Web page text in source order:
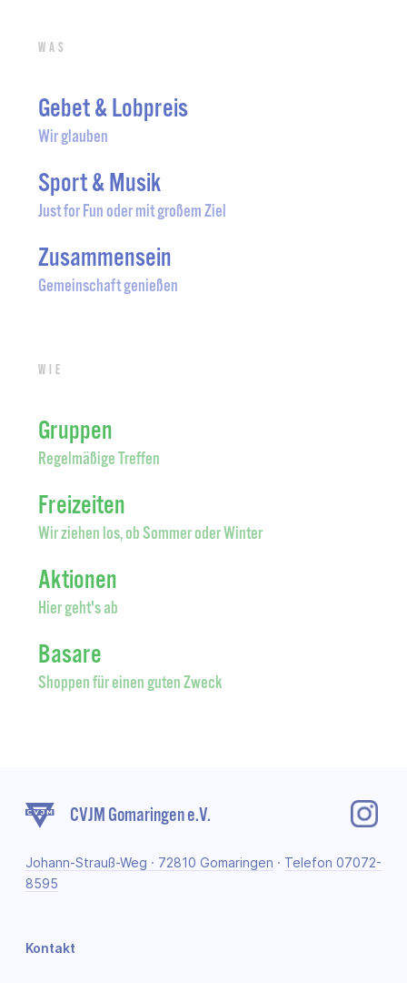
Was
Gebet & Lobpreis
Wir glauben
Sport & Musik
Just for Fun oder mit großem Ziel
Zusammensein
Gemeinschaft genießen
Wie
Gruppen
Regelmäßige Treffen
Freizeiten
Wir ziehen los, ob Sommer oder Winter
Aktionen
Hier geht's ab
Basare
Shoppen für einen guten Zweck
CVJM Gomaringen e.V.
Johann-Strauß-Weg · 72810 Gomaringen · Telefon 07072-
8595
Kontakt